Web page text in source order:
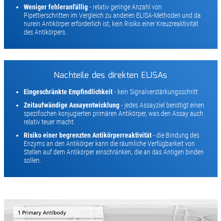
Weniger fehleranfällig- relativ geringe Anzahl von
Pipettierschritten im Vergleich zu anderen ELISA-Methoden und da
nurein Antikörper erforderlich ist, kein Risiko einer Kreuzreaktivität
des Antikörpers.
Nachteile des direkten ELISAs
Eingeschränkte Empfindlichkeit- kein Signalverstärkungsschritt
Zeitaufwändige Assayentwicklung- jedes Assayziel benötigt einen
spezifischen konjugierten primären Antikörper, was den Assay auch
relativ teuer macht.
Risiko einer begrenzten Antikörperreaktivität- die Bindung des
Enzyms an den Antikörper kann die räumliche Verfügbarkeit von
Stellen auf dem Antikörper einschränken, die an das Antigen binden
sollen.